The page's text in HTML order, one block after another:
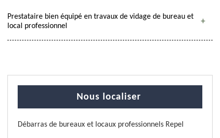
Prestataire bien équipé en travaux de vidage de bureau et
local professionnel
Nous localiser
Débarras de bureaux et locaux professionnels Repel